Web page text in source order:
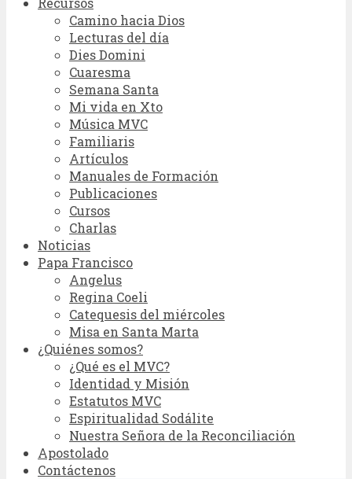
Camino hacia Dios
Lecturas del día
Dies Domini
Cuaresma
Semana Santa
Mi vida en Xto
Música MVC
Familiaris
Artículos
Manuales de Formación
Publicaciones
Cursos
Charlas
Noticias
Papa Francisco
Angelus
Regina Coeli
Catequesis del miércoles
Misa en Santa Marta
¿Quiénes somos?
¿Qué es el MVC?
Identidad y Misión
Estatutos MVC
Espiritualidad Sodálite
Nuestra Señora de la Reconciliación
Apostolado
Contáctenos